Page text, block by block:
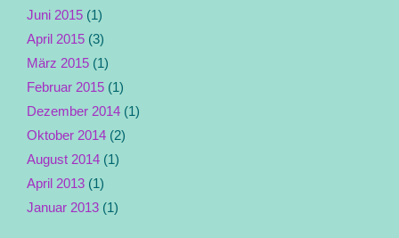
Juni 2015 (1)
April 2015 (3)
März 2015 (1)
Februar 2015 (1)
Dezember 2014 (1)
Oktober 2014 (2)
August 2014 (1)
April 2013 (1)
Januar 2013 (1)